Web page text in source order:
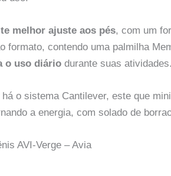
melhor ajuste aos pés, com um
formato, contendo uma palmilha
o uso diário durante suas atividades.
o sistema Cantilever, este que
a energia, com solado de
AVI-Verge – Avia